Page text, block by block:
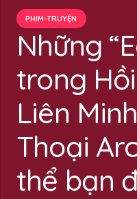
PHIM-TRUYỆN
Những
trong
Liên
Thoại
thể bạn